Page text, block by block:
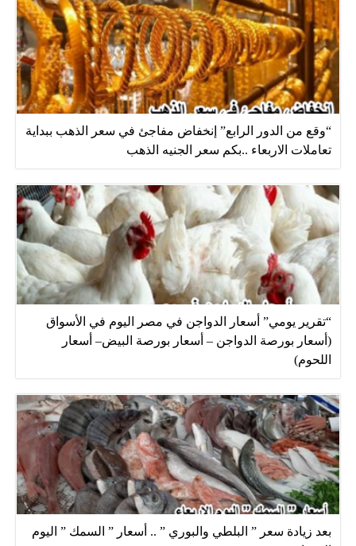
“وقع من الدور الرابع” إنخفاض مفاجئ في سعر الذهب ببداية
تعاملات الاربعاء ..بكم سعر الجنيه الذهب
“تقرير يومي” أسعار الدواجن في مصر اليوم في الأسواق
(أسعار بورصة الدواجن – أسعار بورصة البيض– أسعار
اللحوم)
بعد زيادة سعر ” البلطي والبوري ” .. أسعار ” السمك ” اليوم